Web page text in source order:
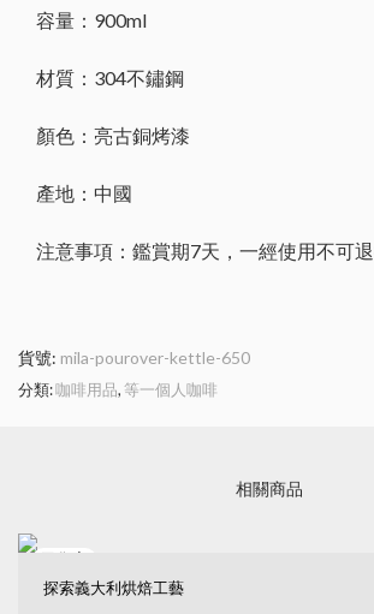
容量：900ml
材質：304不鏽鋼
顏色：亮古銅烤漆
產地：中國
注意事項：鑑賞期7天，一經使用不可
貨號: mila-pourover-kettle-650
分類:咖啡用品, 等一個人咖啡
相關商品
探索義大利烘焙工藝